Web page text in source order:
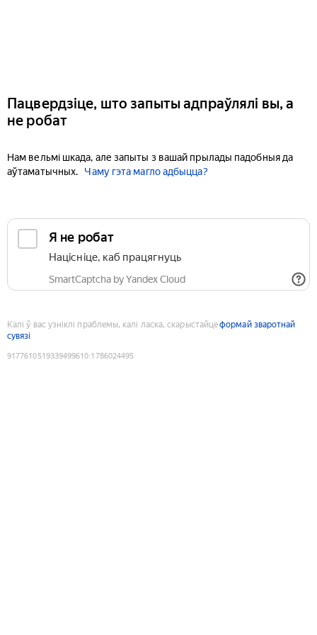
Пацвердзіце, што запыты адпраўлялі вы, а
не робат
Нам вельмі шкада, але запыты з вашай прылады падобныя да
аўтаматычных.
Чаму гэта магло адбыцца?
Я не робат
Націсніце, каб працягнуць
SmartCaptcha by Yandex Cloud
Калі ў вас узніклі праблемы, калі ласка, скарыстайцеформай зваротнай
сувязі
9177610519339499610:1786024495